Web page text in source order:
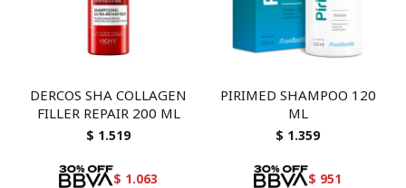
DERCOS SHA COLLAGEN
FILLER REPAIR 200 ML
$ 1.519
$ 1.063
PIRIMED SHAMPOO 120
ML
$ 1.359
$ 951